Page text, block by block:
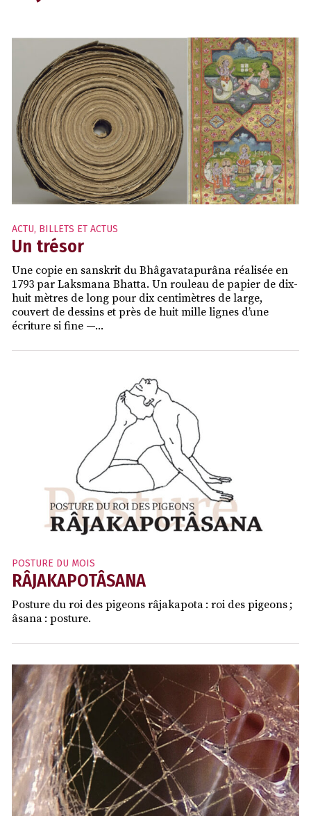
ACTU, BILLETS ET ACTUS
Un trésor
Une copie en sanskrit du Bhâgavatapurâna réalisée en
1793 par Laksmana Bhatta. Un rouleau de papier de dix-
huit mètres de long pour dix centimètres de large,
couvert de dessins et près de huit mille lignes d’une
écriture si fine —...
POSTURE DU MOIS
RÂJAKAPOTÂSANA
Posture du roi des pigeons râjakapota : roi des pigeons ;
âsana : posture.